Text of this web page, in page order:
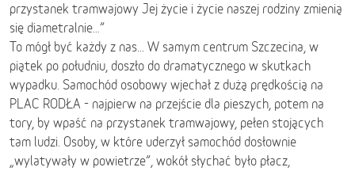
przystanek tramwajowy Jej życie i życie naszej rodziny zmienią
się diametralnie…”
To mógł być każdy z nas... W samym centrum Szczecina, w
piątek po południu, doszło do dramatycznego w skutkach
wypadku. Samochód osobowy wjechał z dużą prędkością na
PLAC RODŁA - najpierw na przejście dla pieszych, potem na
tory, by wpaść na przystanek tramwajowy, pełen stojących
tam ludzi. Osoby, w które uderzył samochód dosłownie
„wylatywały w powietrze”, wokół słychać było płacz,